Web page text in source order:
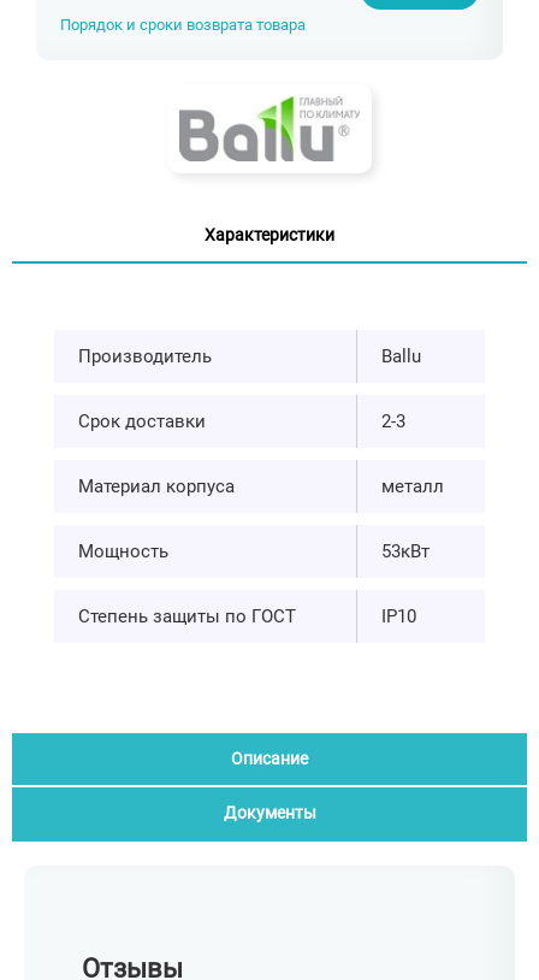
Порядок и сроки возврата товара
Характеристики
Производитель Ballu
Срок доставки 2-3
Материал корпуса металл
Мощность 53кВт
Степень защиты по ГОСТ IP10
Описание
Документы
Отзывы